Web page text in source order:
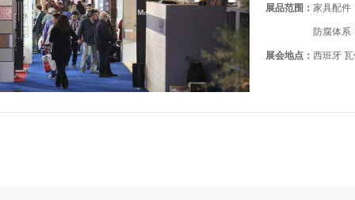
展品范围： 家具配件
防腐体系
展会地点： 西班牙